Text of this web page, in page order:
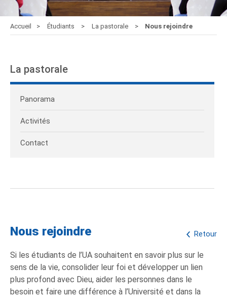
Accueil Étudiants La pastorale Nous rejoindre
La pastorale
Panorama
Activités
Contact
Retour
Nous rejoindre
Si les étudiants de l’UA souhaitent en savoir plus sur le
sens de la vie, consolider leur foi et développer un lien
plus profond avec Dieu, aider les personnes dans le
besoin et faire une différence à l’Université et dans la